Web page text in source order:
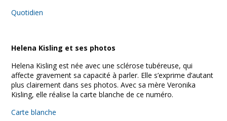
Quotidien
Helena Kisling et ses photos
Helena Kisling est née avec une sclérose tubéreuse, qui
affecte gravement sa capacité à parler. Elle s’exprime d’autant
plus clairement dans ses photos. Avec sa mère Veronika
Kisling, elle réalise la carte blanche de ce numéro.
Carte blanche